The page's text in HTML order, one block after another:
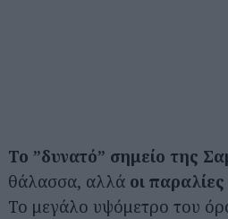
Το ”δυνατό” σημείο της
θάλασσα, αλλά οι
Το μεγάλο υψόμετρο του